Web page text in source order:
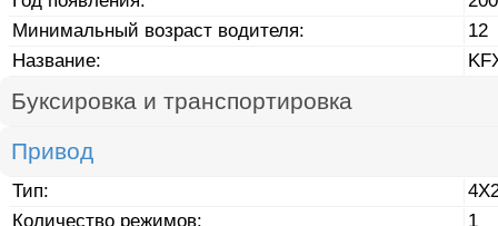
Минимальный возраст водителя:
12
Название:
Буксировка и транспортировка
Привод
Тип:
Количество режимов:
1